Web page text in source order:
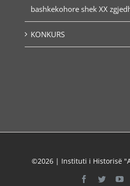
bashkekohore shek XX
KONKURS
©2026 | Instituti i Historisë